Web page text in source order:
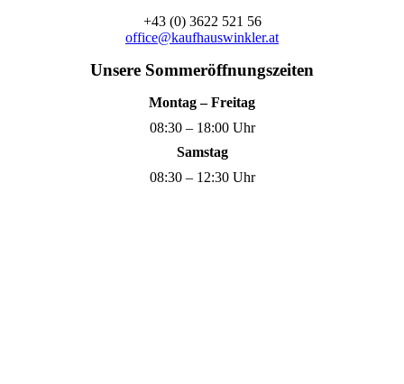
+43 (0) 3622 521 56
office@kaufhauswinkler.at
Unsere Sommeröffnungszeiten
Montag – Freitag
08:30 – 18:00 Uhr
Samstag
08:30 – 12:30 Uhr